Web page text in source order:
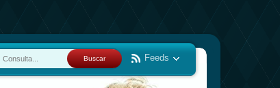
Buscar Feeds